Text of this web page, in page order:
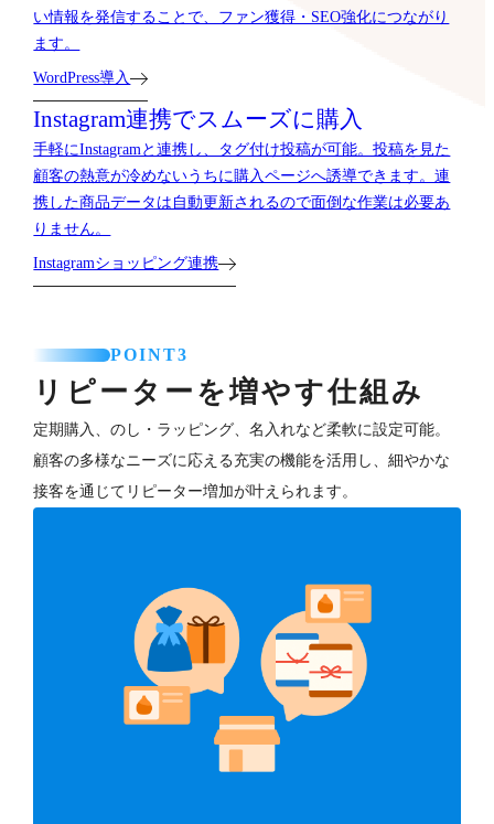
い情報を発信することで、ファン獲得・SEO強化につながり
ます。
WordPress導入
Instagram連携でスムーズに購入
手軽にInstagramと連携し、タグ付け投稿が可能。投稿を見た
顧客の熱意が冷めないうちに購入ページへ誘導できます。連
携した商品データは自動更新されるので面倒な作業は必要あ
りません。
Instagramショッピング連携
POINT3
リピーターを増やす仕組み
定期購入、のし・ラッピング、名入れなど柔軟に設定可能。
顧客の多様なニーズに応える充実の機能を活用し、細やかな
接客を通じてリピーター増加が叶えられます。